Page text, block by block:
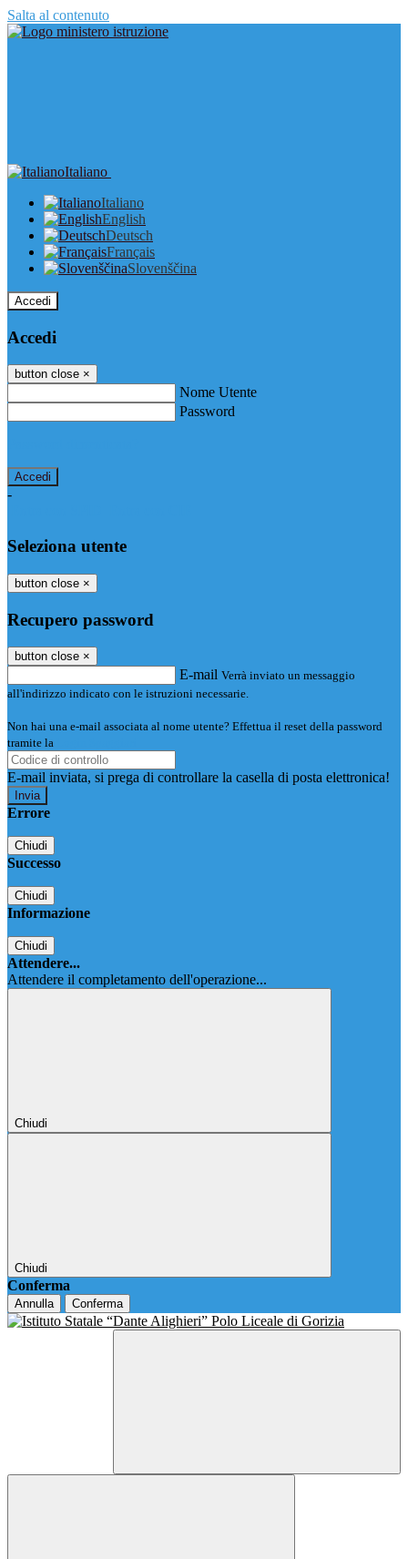
Salta al contenuto
Italiano
Italiano
English
Deutsch
Français
Slovenščina
Accedi
Accedi
button close ×
Nome Utente
Password
-
Seleziona utente
button close ×
Recupero password
button close ×
E-mail Verrà inviato un messaggio
all'indirizzo indicato con le istruzioni necessarie.
Non hai una e-mail associata al nome utente? Effettua il reset della password
tramite la
E-mail inviata, si prega di controllare la casella di posta elettronica!
Errore
Chiudi
Successo
Chiudi
Informazione
Chiudi
Attendere...
Attendere il completamento dell'operazione...
Chiudi
Chiudi
Conferma
Annulla Conferma